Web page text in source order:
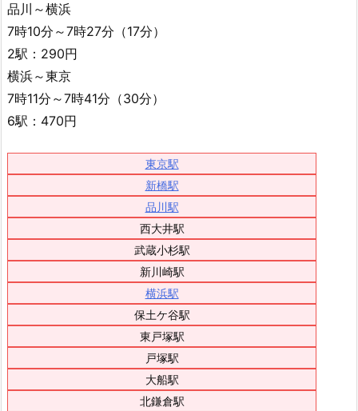
品川～横浜
7時10分～7時27分（17分）
2駅：290円
横浜～東京
7時11分～7時41分（30分）
6駅：470円
東京駅
新橋駅
品川駅
西大井駅
武蔵小杉駅
新川崎駅
横浜駅
保土ケ谷駅
東戸塚駅
戸塚駅
大船駅
北鎌倉駅